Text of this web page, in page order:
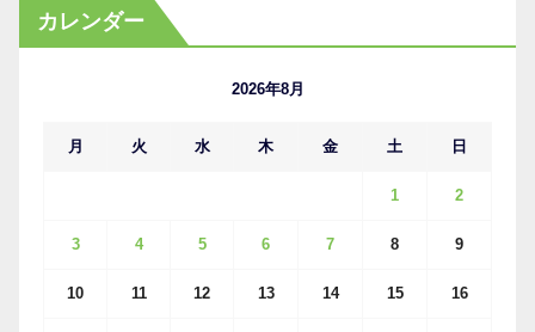
カ
イ
カレンダー
2026年8月
月 火 水 木 金 土 日
1 2
3 4 5 6 7 8 9
10 11 12 13 14 15 16